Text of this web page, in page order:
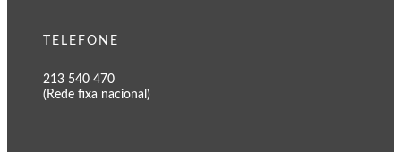
TELEFONE
213 540 470
(Rede fixa nacional)